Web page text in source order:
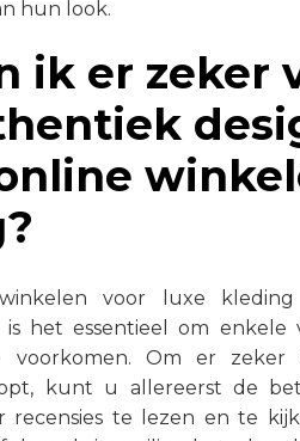
hun look.
ik er zeker
voor luxe
is het essentieel om
voorkomen. Om er
kunt u allereerst de
recensies te lezen en te